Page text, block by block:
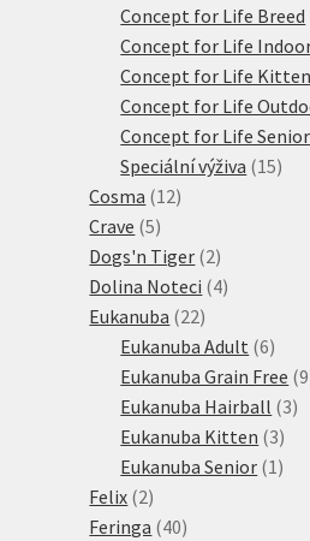
Concept for Life Breed
Concept for Life
Concept for Life Kitten
Concept for Life
Concept for Life Senior
Speciální výživa 1515
Cosma 1212
Crave 55
produktů
Dogs'n Tiger 22
produkty
Dolina Noteci 44
Eukanuba 2222
produktů
Eukanuba Adult 66
Eukanuba Grain Free 9
Eukanuba Hairball 33
Eukanuba Kitten 33
Eukanuba Senior 1 1
Felix 22
produkty
Feringa 4040